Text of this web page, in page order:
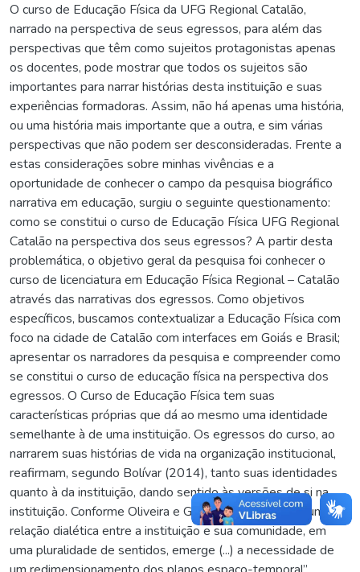
O curso de Educação Física da UFG Regional Catalão,
narrado na perspectiva de seus egressos, para além das
perspectivas que têm como sujeitos protagonistas apenas
os docentes, pode mostrar que todos os sujeitos são
importantes para narrar histórias desta instituição e suas
experiências formadoras. Assim, não há apenas uma história,
ou uma história mais importante que a outra, e sim várias
perspectivas que não podem ser desconsideradas. Frente a
estas considerações sobre minhas vivências e a
oportunidade de conhecer o campo da pesquisa biográfico
narrativa em educação, surgiu o seguinte questionamento:
como se constitui o curso de Educação Física UFG Regional
Catalão na perspectiva dos seus egressos? A partir desta
problemática, o objetivo geral da pesquisa foi conhecer o
curso de licenciatura em Educação Física Regional – Catalão
através das narrativas dos egressos. Como objetivos
específicos, buscamos contextualizar a Educação Física com
foco na cidade de Catalão com interfaces em Goiás e Brasil;
apresentar os narradores da pesquisa e compreender como
se constitui o curso de educação física na perspectiva dos
egressos. O Curso de Educação Física tem suas
características próprias que dá ao mesmo uma identidade
semelhante à de uma instituição. Os egressos do curso, ao
narrarem suas histórias de vida na organização institucional,
reafirmam, segundo Bolívar (2014), tanto suas identidades
quanto à da instituição, dando sentido às versões de si na
instituição. Conforme Oliveira e Gatti, “ao estabelecer uma
relação dialética entre a instituição e sua comunidade, em
uma pluralidade de sentidos, emerge (...) a necessidade de